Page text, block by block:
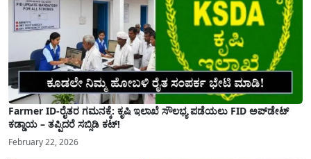
Farmer ID-ರೈತರ ಗಮನಕ್ಕೆ: ಕೃಷಿ ಇಲಾಖೆ ಸೌಲಭ್ಯ ಪಡೆಯಲು FID ಅಪ್‌ಡೇಟ್
ಕಡ್ಡಾಯ – ತಪ್ಪಿದರೆ ಸಬ್ಸಿಡಿ ಕಟ್!
February 22, 2026